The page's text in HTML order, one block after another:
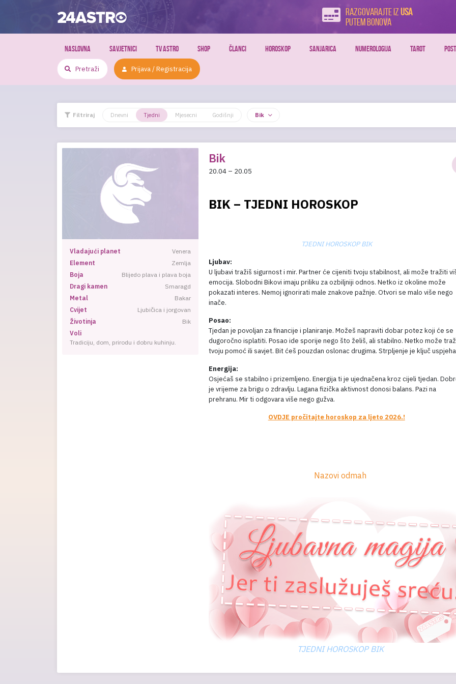
Razgovarajte izUSA
putem bonova
NASLOVNA SAVJETNICI TV ASTRO SHOP ČLANCI HOROSKOP SANJARICA NUMEROLOGIJA TAROT
Prijava / Registracija
Filtriraj Dnevni Tjedni Mjesecni Godišnji Bik
Vladajući planet
Venera
Element
Zemlja
Boja
Blijedo plava i plava boja
Dragi kamen
Smaragd
Metal
Bakar
Cvijet
Ljubičica i jorgovan
Životinja
Bik
Voli
Tradiciju, dom, prirodu i dobru kuhinju.
Bik
20.04 – 20.05
BIK – TJEDNI HOROSKOP
TJEDNI HOROSKOP BIK
Ljubav:
U ljubavi tražiš sigurnost i mir. Partner će cijeniti tvoju stabilnost, ali može tražiti
emocija. Slobodni Bikovi imaju priliku za ozbiljniji odnos. Netko iz okoline može
pokazati interes. Nemoj ignorirati male znakove pažnje. Otvori se malo više nego
inače.
Posao:
Tjedan je povoljan za financije i planiranje. Možeš napraviti dobar potez koji će se
dugoročno isplatiti. Posao ide sporije nego što želiš, ali stabilno. Netko može
tvoju pomoć ili savjet. Bit ćeš pouzdan oslonac drugima. Strpljenje je ključ
Energija:
Osjećaš se stabilno i prizemljeno. Energija ti je ujednačena kroz cijeli tjedan.
je vrijeme za brigu o zdravlju. Lagana fizička aktivnost donosi balans. Pazi na
prehranu. Mir ti odgovara više nego gužva.
OVDJE pročitajte horoskop za ljeto 2026.!
Nazovi odmah
TJEDNI HOROSKOP BIK